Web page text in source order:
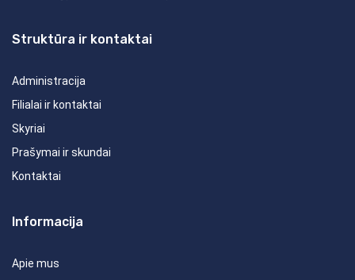
Struktūra ir kontaktai
Administracija
Filialai ir kontaktai
Skyriai
Prašymai ir skundai
Kontaktai
Informacija
Apie mus